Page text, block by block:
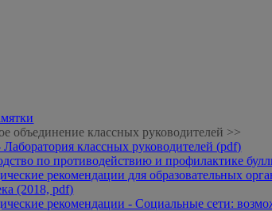
объединение классных руководителей >>
классных руководителей (pdf)
по противодействию и профилактике
рекомендации для образовательных
(2018, pdf)
рекомендации - Социальные сети: